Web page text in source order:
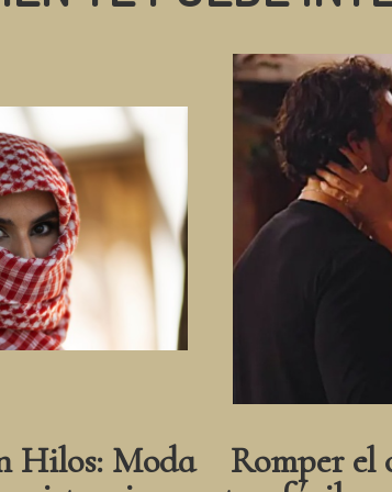
Hilos: Moda
Romper el